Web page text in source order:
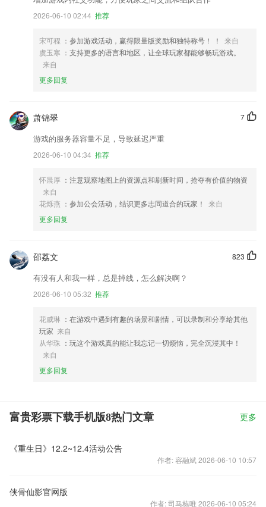
2026-06-10 02:44 推荐
宋可程 ：参加游戏活动，赢得限量版奖励和独特称号！ ！
来自
虞玉寒 ：支持更多的语言和地区，让全球玩家都能够畅玩游戏。
来自
更多回复
7
萧锦翠
游戏的服务器容量不足，导致延迟严重
2026-06-10 04:34 推荐
怀晨厚 ：注意观察地图上的资源点和刷新时间，抢夺有价值的物资
来自
花烁燕 ：参加公会活动，结识更多志同道合的玩家！
来自
更多回复
823
邵荔文
有没有人和我一样，总是掉线，怎么解决啊？
2026-06-10 05:32 推荐
花威琳 ：在游戏中遇到有趣的场景和剧情，可以录制和分享给其他
玩家 来自
从华珠 ：玩这个游戏真的能让我忘记一切烦恼，完全沉浸其中！
来自
更多回复
富贵彩票下载手机版8热门文章 更多
《重生日》12.2~12.4活动公告
作者: 容融斌 2026-06-10 10:57
侠骨仙影官网版
作者: 司马栋唯 2026-06-10 05:24